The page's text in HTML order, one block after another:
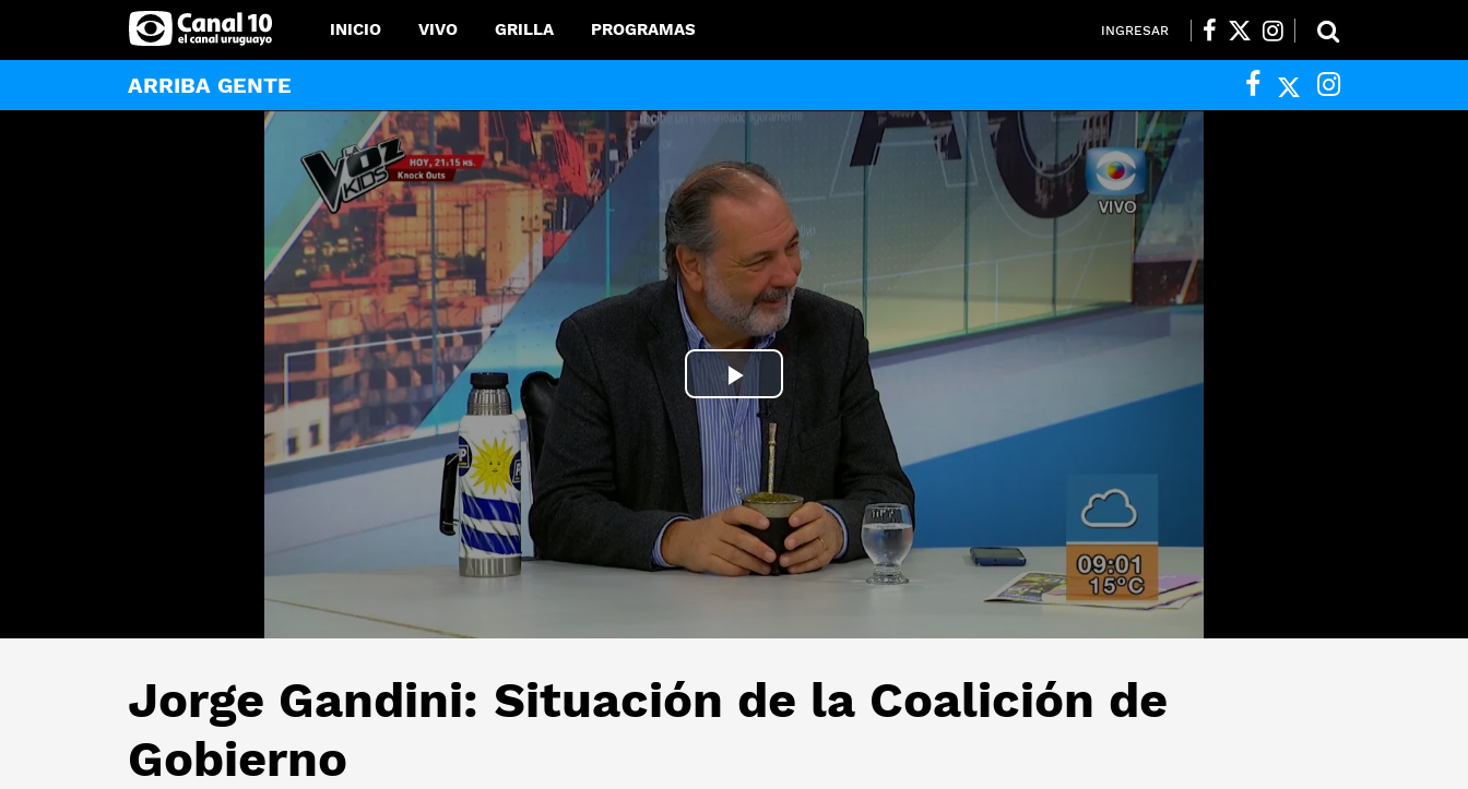
INICIO VIVO GRILLA PROGRAMAS INGRESAR
ARRIBA GENTE
Play
Video
Jorge Gandini: Situación de la Coalición de
Gobierno